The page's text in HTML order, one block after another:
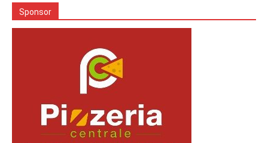
Sponsor